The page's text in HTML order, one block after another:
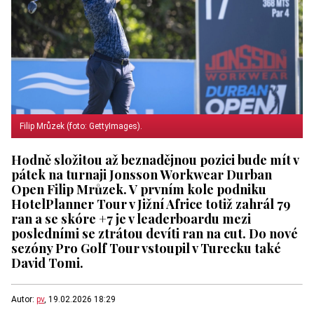
Filip Mrůzek (foto: GettyImages).
Hodně složitou až beznadějnou pozici bude mít v
pátek na turnaji Jonsson Workwear Durban
Open Filip Mrůzek. V prvním kole podniku
HotelPlanner Tour v Jižní Africe totiž zahrál 79
ran a se skóre +7 je v leaderboardu mezi
posledními se ztrátou devíti ran na cut. Do nové
sezóny Pro Golf Tour vstoupil v Turecku také
David Tomi.
Autor: pv, 19.02.2026 18:29